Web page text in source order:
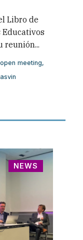
Libro de
Educativos
reunión...
open meeting,
NEWS